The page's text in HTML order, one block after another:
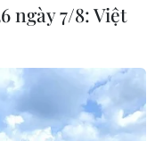
ngày 7/8: Việt